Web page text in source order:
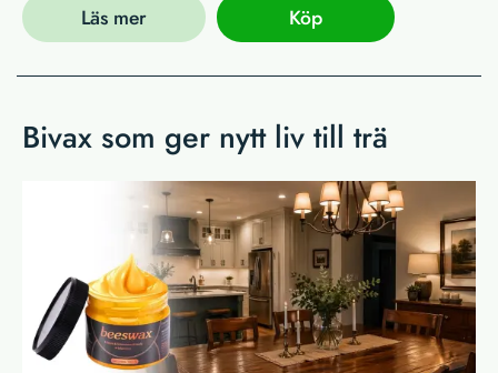
Läs mer Köp
Bivax som ger nytt liv till trä